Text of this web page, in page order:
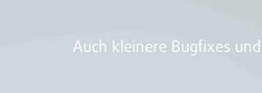
Auch kleinere Bugfixes